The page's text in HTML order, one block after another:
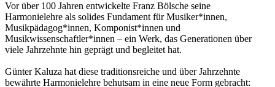
Vor über 100 Jahren entwickelte Franz Bölsche seine
Harmonielehre als solides Fundament für Musiker*innen,
Musikpädagog*innen, Komponist*innen und
Musikwissenschaftler*innen – ein Werk, das Generationen über
viele Jahrzehnte hin geprägt und begleitet hat.
Günter Kaluza hat diese traditionsreiche und über Jahrzehnte
bewährte Harmonielehre behutsam in eine neue Form gebracht: